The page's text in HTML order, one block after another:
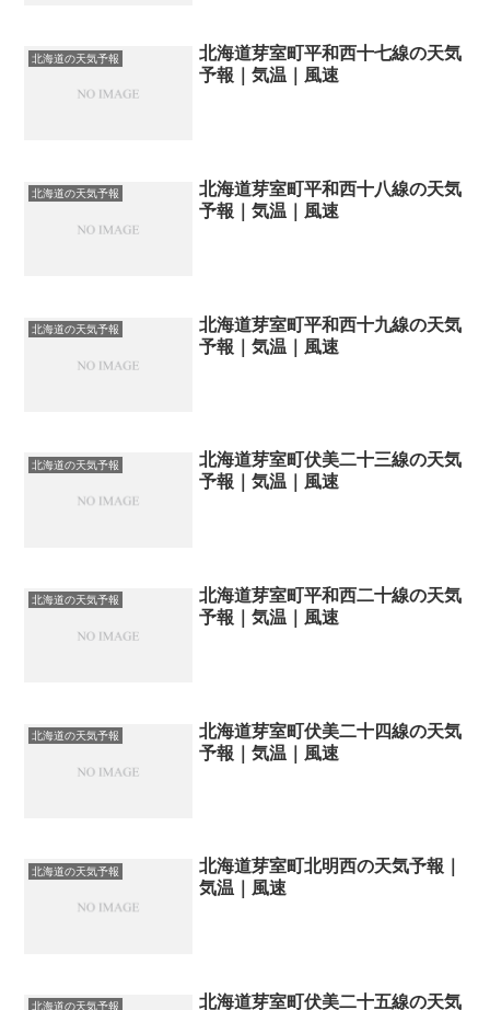
北海道の天気予報
北海道芽室町平和西十七線の天気
予報｜気温｜風速
北海道の天気予報
北海道芽室町平和西十八線の天気
予報｜気温｜風速
北海道の天気予報
北海道芽室町平和西十九線の天気
予報｜気温｜風速
北海道の天気予報
北海道芽室町伏美二十三線の天気
予報｜気温｜風速
北海道の天気予報
北海道芽室町平和西二十線の天気
予報｜気温｜風速
北海道の天気予報
北海道芽室町伏美二十四線の天気
予報｜気温｜風速
北海道の天気予報
北海道芽室町北明西の天気予報｜
気温｜風速
北海道の天気予報
北海道芽室町伏美二十五線の天気